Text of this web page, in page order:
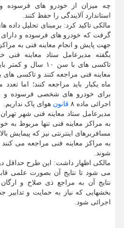
چه میزان از خودرو های فرسوده و
استاندارد آلایندگی را حفظ کنند.
مالکی تاکید کرد: برمبنای تحلیل
گرفت که خودرو های فرسوده و دارای
جهت پایش و انجام معاینه فنی به
بگفته مدیرعامل ستاد معاینه فنی
ماه یکبار باید مراجعه کنند؛ اما
برای خودرو های شخصی فرسوده و
اجرائی ماده ۸
قانون هوای پاک نداریم.
مدیرعامل ستاد معاینه فنی شهر
به مراکز معاینه فنی تنها مربوط
مسافربرهای اینترنتی نیز که پیمایش
به مراکز معاینه فنی مراجعه می
شوند.
می شود تا نتایج آن بصورت علمی
نتایج آن به مراجع ذی صلاح و ارگان
بخشهایی که نیاز به حمایت و تدابیر
اجرائی شود.